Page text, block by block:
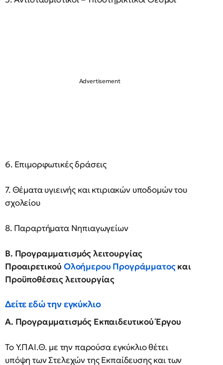
6. Επιμορφωτικές δράσεις
7. Θέματα υγιεινής και κτιριακών υποδομών του
σχολείου
8. Παραρτήματα Νηπιαγωγείων
Β. Προγραμματισμός λειτουργίας
Προαιρετικού Ολοήμερου Προγράμματοςκαι
Προϋποθέσεις λειτουργίας
Δείτε εδώ την εγκύκλιο
Α. Προγραμματισμός Εκπαιδευτικού Έργου
Το Υ.ΠΑΙ.Θ. με την παρούσα εγκύκλιο θέτει
υπόψη των Στελεχών της Εκπαίδευσης και των